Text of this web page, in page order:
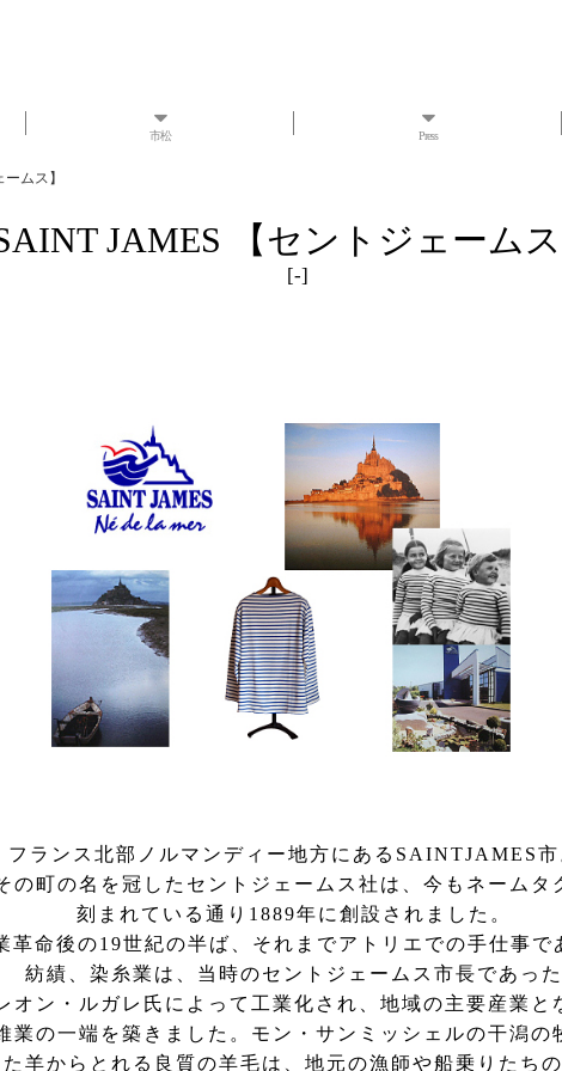
市松 Press
ムス】
JAMES 【セントジェームス
[-]
フランス北部ノルマンディー地方にあるSAINTJAMES市
の町の名を冠したセントジェームス社は、今もネームタ
刻まれている通り1889年に創設されました。
革命後の19世紀の半ば、それまでアトリエでの手仕事で
紡績、染糸業は、当時のセントジェームス市長であった
オン・ルガレ氏によって工業化され、地域の主要産業と
業の一端を築きました。モン・サンミッシェルの干潟の
羊からとれる良質の羊毛は、地元の漁師や船乗りたち